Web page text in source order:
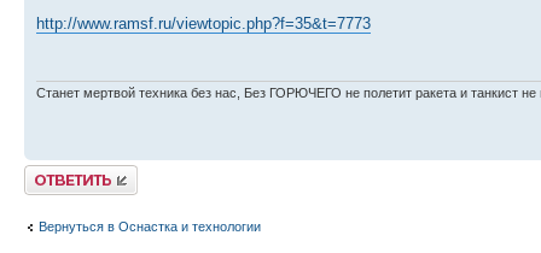
http://www.ramsf.ru/viewtopic.php?f=35&t=7773
Станет мертвой техника без нас, Без ГОРЮЧЕГО не полетит ракета и танкист не
Ответить
Вернуться в Оснастка и технологии